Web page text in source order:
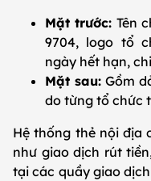
Mặt trước: Tên
9704, logo tổ
ngày hết hạn,
Mặt sau: Gồm
do từng tổ chức
Hệ thống thẻ nội địa
như giao dịch rút
tại các quầy giao